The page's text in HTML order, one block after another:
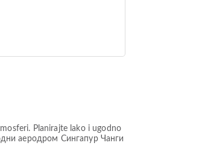
Planirajte lako i ugodno
аеродром Сингапур Чанги